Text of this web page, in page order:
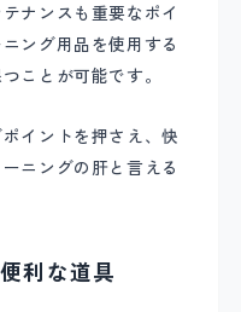
ナンスも重要なポイ
ング用品を使用する
ことが可能です。
イントを押さえ、快
ニングの肝と言える
利な道具